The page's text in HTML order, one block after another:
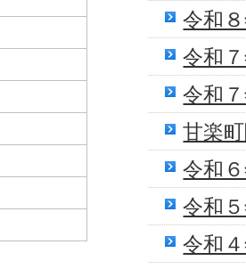
令和
令和
令和
甘楽
令和
令和
令和